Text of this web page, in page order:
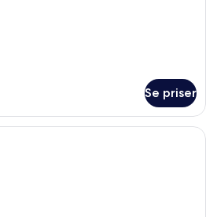
Se priser
Et overdækket udendørs